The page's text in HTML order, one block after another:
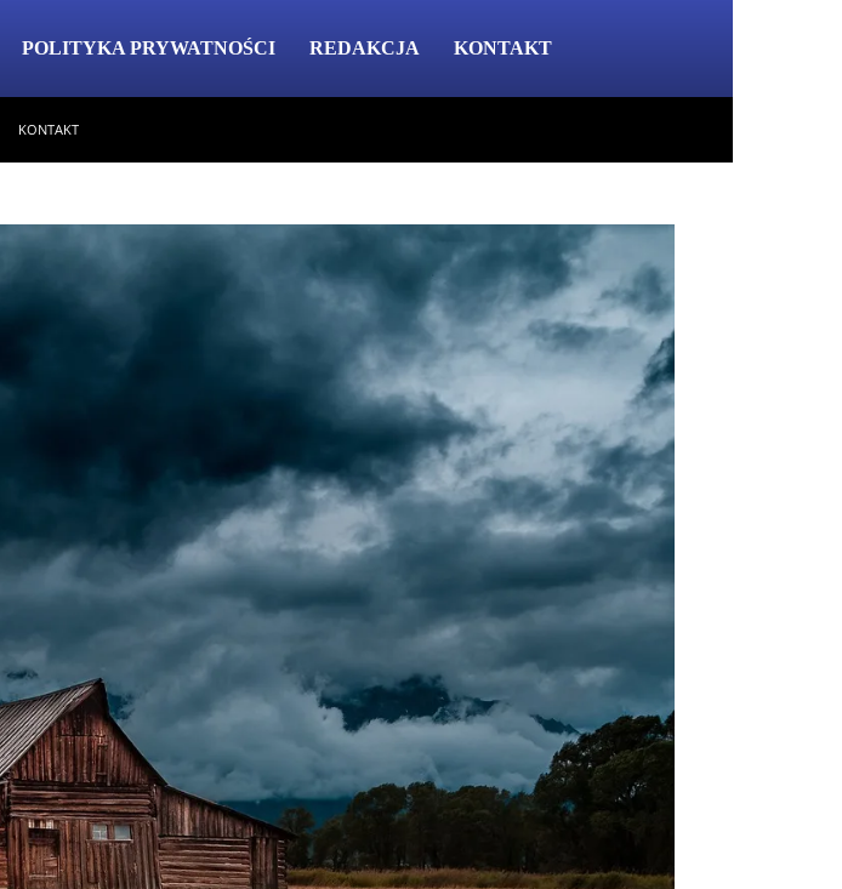
POLITYKA PRYWATNOŚCI REDAKCJA KONTAKT
KONTAKT